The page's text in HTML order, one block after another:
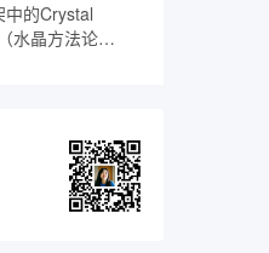
中的Crystal
水晶方法论家